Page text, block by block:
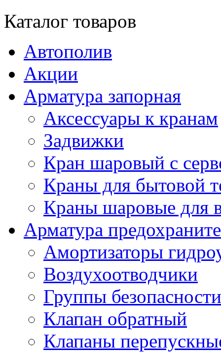
Каталог товаров
Автополив
Акции
Арматура запорная
Аксессуары к кранам
Задвижки
Кран шаровый с
Краны для бытовой
Краны шаровые для
Арматура
Амортизаторы
Воздухоотводчики
Группы безопасности
Клапан обратный
Клапаны